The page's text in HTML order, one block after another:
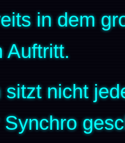
in dem
Auftritt.
sitzt nicht